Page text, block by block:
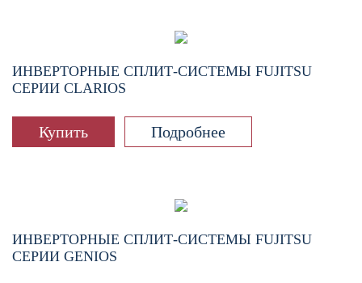
ИНВЕРТОРНЫЕ СПЛИТ-СИСТЕМЫ FUJITSU
СЕРИИ CLARIOS
Купить Подробнее
ИНВЕРТОРНЫЕ СПЛИТ-СИСТЕМЫ FUJITSU
СЕРИИ GENIOS